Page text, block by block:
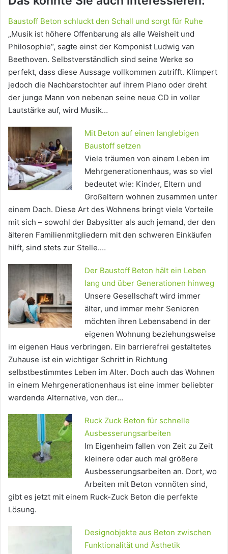
Baustoff Beton schluckt den Schall und sorgt für Ruhe
„Musik ist höhere Offenbarung als alle Weisheit und
Philosophie“, sagte einst der Komponist Ludwig van
Beethoven. Selbstverständlich sind seine Werke so
perfekt, dass diese Aussage vollkommen zutrifft. Klimpert
jedoch die Nachbarstochter auf ihrem Piano oder dreht
der junge Mann von nebenan seine neue CD in voller
Lautstärke auf, wird Musik…
Mit Beton auf einen langlebigen
Baustoff setzen
Viele träumen von einem Leben im
Mehrgenerationenhaus, was so viel
bedeutet wie: Kinder, Eltern und
Großeltern wohnen zusammen unter
einem Dach. Diese Art des Wohnens bringt viele Vorteile
mit sich – sowohl der Babysitter als auch jemand, der den
älteren Familienmitgliedern mit den schweren Einkäufen
hilft, sind stets zur Stelle.…
Der Baustoff Beton hält ein Leben
lang und über Generationen hinweg
Unsere Gesellschaft wird immer
älter, und immer mehr Senioren
möchten ihren Lebensabend in der
eigenen Wohnung beziehungsweise
im eigenen Haus verbringen. Ein barrierefrei gestaltetes
Zuhause ist ein wichtiger Schritt in Richtung
selbstbestimmtes Leben im Alter. Doch auch das Wohnen
in einem Mehrgenerationenhaus ist eine immer beliebter
werdende Alternative, von der…
Ruck Zuck Beton für schnelle
Ausbesserungsarbeiten
Im Eigenheim fallen von Zeit zu Zeit
kleinere oder auch mal größere
Ausbesserungsarbeiten an. Dort, wo
Arbeiten mit Beton vonnöten sind,
gibt es jetzt mit einem Ruck-Zuck Beton die perfekte
Lösung.
Designobjekte aus Beton zwischen
Funktionalität und Ästhetik